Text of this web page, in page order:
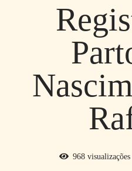
968 visualizações